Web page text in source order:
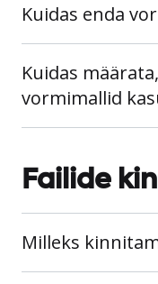
Kuidas enda
Kuidas
vormimallid
Failide
Milleks